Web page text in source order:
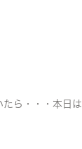
たら・・・本日は